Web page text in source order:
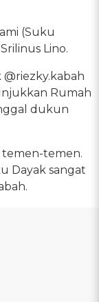
(Suku
Lino.
Rumah
dukun
temen-temen.
Dayak sangat